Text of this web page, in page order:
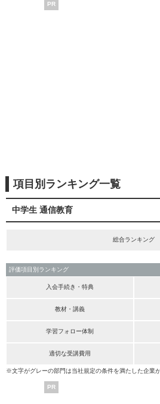
PR
項目別ランキング一覧
中学生 通信教育
総合ランキング
評価項目別ランキング
入会手続き・特典
教材・講義
学習フォロー体制
適切な受講費用
※文字がグレーの部門は当社規定の条件を満たした企業
PR